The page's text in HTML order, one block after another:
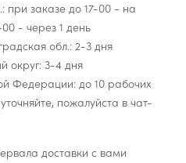
при заказе до 17-00 - на
- через 1 день
обл.: 2-3 дня
округ: 3-4 дня
Федерации: до 10 рабочих
пожалуйста в чат-
доставки с вами